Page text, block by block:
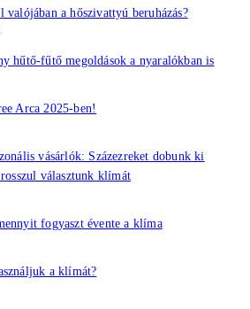
valójában a hőszivattyú beruházás?
hűtő-fűtő megoldások a nyaralókban is
Arca 2025-ben!
vásárlók: Százezreket dobunk ki
választunk klímát
fogyaszt évente a klíma
a klímát?